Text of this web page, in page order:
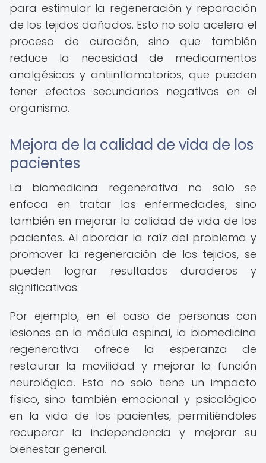
para estimular la regeneración y reparación
de los tejidos dañados. Esto no solo acelera el
proceso de curación, sino que también
reduce la necesidad de medicamentos
analgésicos y antiinflamatorios, que pueden
tener efectos secundarios negativos en el
organismo.
Mejora de la calidad de vida de los
pacientes
La biomedicina regenerativa no solo se
enfoca en tratar las enfermedades, sino
también en mejorar la calidad de vida de los
pacientes. Al abordar la raíz del problema y
promover la regeneración de los tejidos, se
pueden lograr resultados duraderos y
significativos.
Por ejemplo, en el caso de personas con
lesiones en la médula espinal, la biomedicina
regenerativa ofrece la esperanza de
restaurar la movilidad y mejorar la función
neurológica. Esto no solo tiene un impacto
físico, sino también emocional y psicológico
en la vida de los pacientes, permitiéndoles
recuperar la independencia y mejorar su
bienestar general.